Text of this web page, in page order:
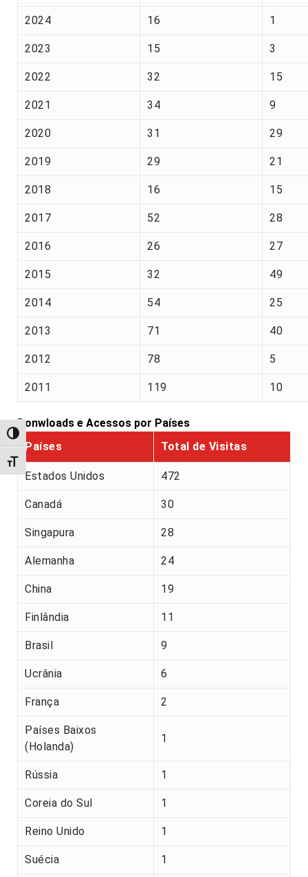
Alternar alto contraste
Alternar tamanho da fonte
2024 16 1
2023 15 3
2022 32 15
2021 34 9
2020 31 29
2019 29 21
2018 16 15
2017 52 28
2016 26 27
2015 32 49
2014 54 25
2013 71 40
2012 78 5
2011 119 10
Donwloads e Acessos por Países
Países
Total de Visitas
Estados Unidos 472
Canadá 30
Singapura 28
Alemanha 24
China 19
Finlândia 11
Brasil 9
Ucrânia 6
França 2
Países Baixos
(Holanda)
1
Rússia 1
Coreia do Sul 1
Reino Unido 1
Suécia 1